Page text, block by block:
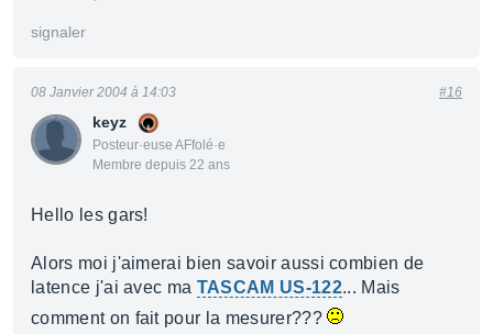
signaler
keyz
Posteur·euse AFfolé·e
Membre depuis 22 ans
08 Janvier 2004 à 14:03 #16
Hello les gars!
Alors moi j'aimerai bien savoir aussi combien de
latence j'ai avec ma TASCAM US-122... Mais
comment on fait pour la mesurer???